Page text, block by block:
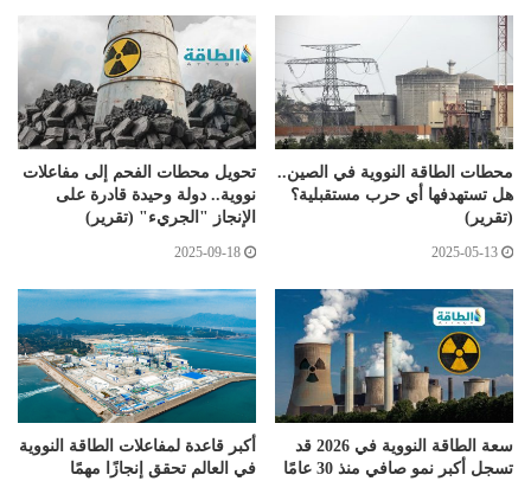
محطات الطاقة النووية في الصين..
هل تستهدفها أي حرب مستقبلية؟
(تقرير)
2025-05-13
تحويل محطات الفحم إلى مفاعلات
نووية.. دولة وحيدة قادرة على
الإنجاز "الجريء" (تقرير)
2025-09-18
سعة الطاقة النووية في 2026 قد
تسجل أكبر نمو صافي منذ 30 عامًا
أكبر قاعدة لمفاعلات الطاقة النووية
في العالم تحقق إنجازًا مهمًا